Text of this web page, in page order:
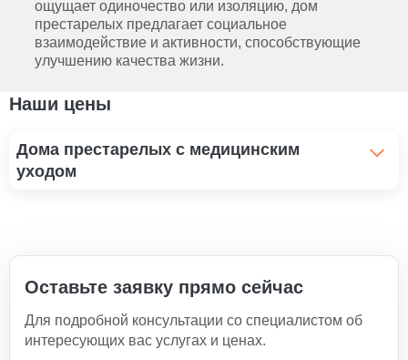
ощущает одиночество или изоляцию, дом
престарелых предлагает социальное
взаимодействие и активности, способствующие
улучшению качества жизни.
Наши цены
Дома престарелых с медицинским
уходом
1 100 ₽
Пансионат для лежачих больных
1 300 ₽
Оставьте заявку прямо сейчас
Для подробной консультации со специалистом об
интересующих вас услугах и ценах.